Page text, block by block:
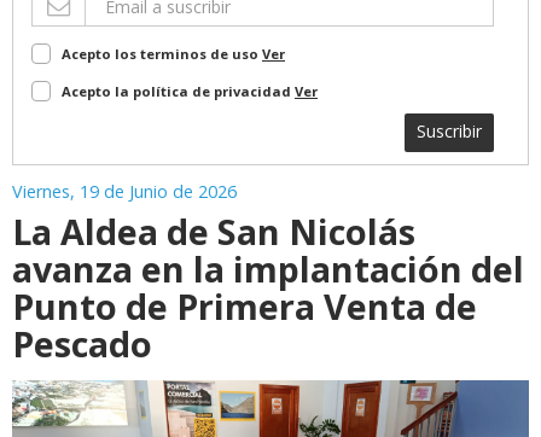
Acepto los terminos de uso Ver
Acepto la política de privacidad Ver
Suscribir
Viernes, 19 de Junio de 2026
La Aldea de San Nicolás
avanza en la implantación del
Punto de Primera Venta de
Pescado